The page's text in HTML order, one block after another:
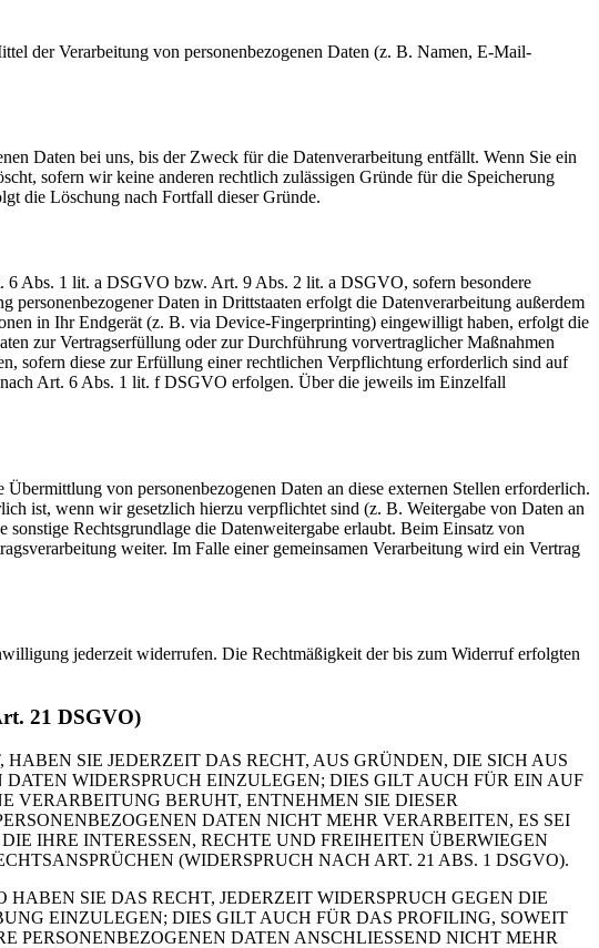
der Verarbeitung von personenbezogenen Daten (z. B. Namen, E-Mail-
Daten bei uns, bis der Zweck für die Datenverarbeitung entfällt. Wenn Sie ein
sofern wir keine anderen rechtlich zulässigen Gründe für die Speicherung
die Löschung nach Fortfall dieser Gründe.
6 Abs. 1 lit. a DSGVO bzw. Art. 9 Abs. 2 lit. a DSGVO, sofern besondere
Daten in Drittstaaten erfolgt die Datenverarbeitung außerdem
in Ihr Endgerät (z. B. via Device-Fingerprinting) eingewilligt haben, erfolgt die
zur Vertragserfüllung oder zur Durchführung vorvertraglicher Maßnahmen
sofern diese zur Erfüllung einer rechtlichen Verpflichtung erforderlich sind auf
Art. 6 Abs. 1 lit. f DSGVO erfolgen. Über die jeweils im Einzelfall
von personenbezogenen Daten an diese externen Stellen erforderlich.
ist, wenn wir gesetzlich hierzu verpflichtet sind (z. B. Weitergabe von Daten an
Rechtsgrundlage die Datenweitergabe erlaubt. Beim Einsatz von
weiter. Im Falle einer gemeinsamen Verarbeitung wird ein Vertrag
jederzeit widerrufen. Die Rechtmäßigkeit der bis zum Widerruf erfolgten
21 DSGVO)
SIE JEDERZEIT DAS RECHT, AUS GRÜNDEN, DIE SICH AUS
WIDERSPRUCH EINZULEGEN; DIES GILT AUCH FÜR EIN AUF
VERARBEITUNG BERUHT, ENTNEHMEN SIE DIESER
DATEN NICHT MEHR VERARBEITEN, ES SEI
IHRE INTERESSEN, RECHTE UND FREIHEITEN ÜBERWIEGEN
(WIDERSPRUCH NACH ART. 21 ABS. 1 DSGVO).
SIE DAS RECHT, JEDERZEIT WIDERSPRUCH GEGEN DIE
EINZULEGEN; DIES GILT AUCH FÜR DAS PROFILING, SOWEIT
PERSONENBEZOGENEN DATEN ANSCHLIESSEND NICHT MEHR